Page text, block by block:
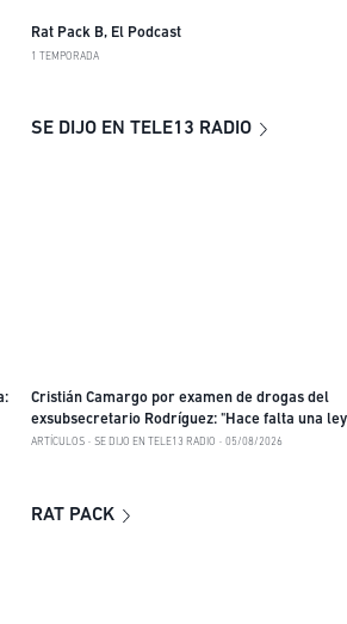
Rat Pack B, El Podcast
1 TEMPORADA
SE DIJO EN TELE13 RADIO
Cristián Camargo por examen de drogas del
exsubsecretario Rodríguez: "Hace falta una
implique qué laboratorios pueden hacer
ARTÍCULOS SE DIJO EN TELE13 RADIO 05/08/2026
RAT PACK